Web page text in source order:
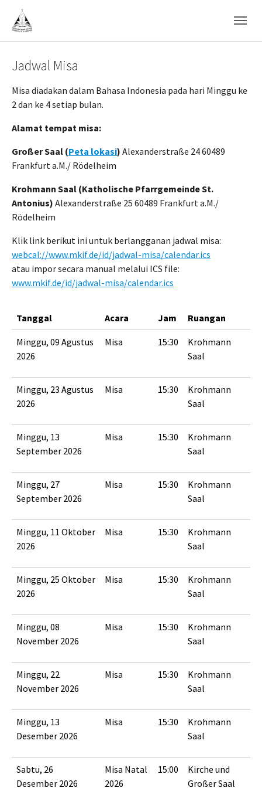
Skip to main navigation
Skip to main content
Skip to page footer
Jadwal Misa
Misa diadakan dalam Bahasa Indonesia pada hari Minggu ke
2 dan ke 4 setiap bulan.
Alamat tempat misa:
Großer Saal (Peta lokasi) Alexanderstraße 24 60489
Frankfurt a.M./ Rödelheim
Krohmann Saal (Katholische Pfarrgemeinde St.
Antonius) Alexanderstraße 25 60489 Frankfurt a.M./
Rödelheim
Klik link berikut ini untuk berlangganan jadwal misa:
webcal://www.mkif.de/id/jadwal-misa/calendar.ics
atau impor secara manual melalui ICS file:
www.mkif.de/id/jadwal-misa/calendar.ics
Tanggal Acara Jam Ruangan
Minggu, 09 Agustus
2026
Misa 15:30
Krohmann
Saal
Minggu, 23 Agustus
2026
Misa 15:30
Krohmann
Saal
Minggu, 13
September 2026
Misa 15:30
Krohmann
Saal
Minggu, 27
September 2026
Misa 15:30
Krohmann
Saal
Minggu, 11 Oktober
2026
Misa 15:30
Krohmann
Saal
Minggu, 25 Oktober
2026
Misa 15:30
Krohmann
Saal
Minggu, 08
November 2026
Misa 15:30
Krohmann
Saal
Minggu, 22
November 2026
Misa 15:30
Krohmann
Saal
Minggu, 13
Desember 2026
Misa 15:30
Krohmann
Saal
Sabtu, 26
Desember 2026
Misa Natal
2026
15:00
Kirche und
Großer Saal